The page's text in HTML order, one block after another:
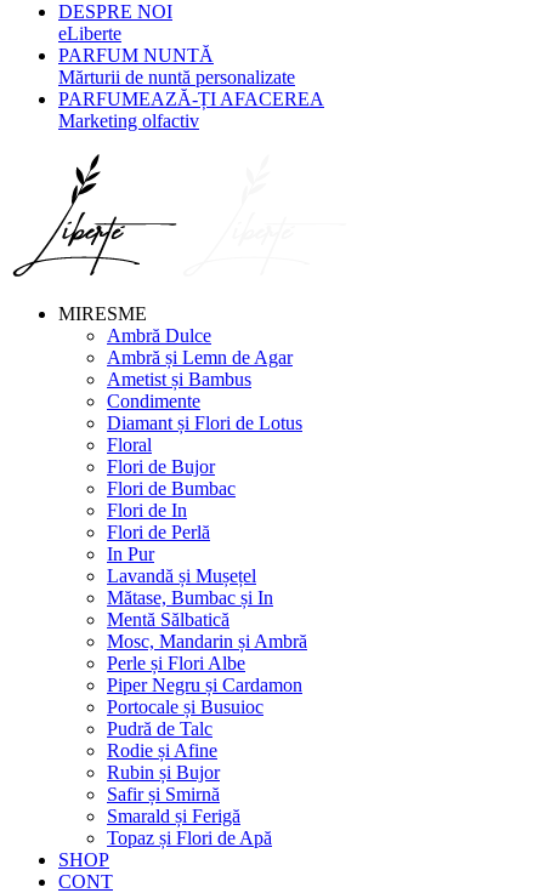
DESPRE NOI
eLiberte
PARFUM NUNTĂ
Mărturii de nuntă personalizate
PARFUMEAZĂ-ȚI AFACEREA
Marketing olfactiv
MIRESME
Ambră Dulce
Ambră și Lemn de Agar
Ametist și Bambus
Condimente
Diamant și Flori de Lotus
Floral
Flori de Bujor
Flori de Bumbac
Flori de In
Flori de Perlă
In Pur
Lavandă și Mușețel
Mătase, Bumbac și In
Mentă Sălbatică
Mosc, Mandarin și Ambră
Perle și Flori Albe
Piper Negru și Cardamon
Portocale și Busuioc
Pudră de Talc
Rodie și Afine
Rubin și Bujor
Safir și Smirnă
Smarald și Ferigă
Topaz și Flori de Apă
SHOP
CONT